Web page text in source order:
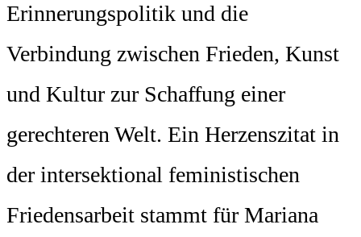
Erinnerungspolitik und die
Verbindung zwischen Frieden, Kunst
und Kultur zur Schaffung einer
gerechteren Welt. Ein Herzenszitat in
der intersektional feministischen
Friedensarbeit stammt für Mariana